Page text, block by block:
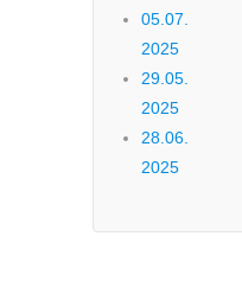
05.07.
2025
29.05.
2025
28.06.
2025